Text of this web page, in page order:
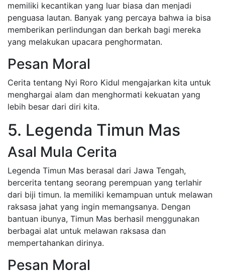
memiliki kecantikan yang luar biasa dan menjadi
penguasa lautan. Banyak yang percaya bahwa ia bisa
memberikan perlindungan dan berkah bagi mereka
yang melakukan upacara penghormatan.
Pesan Moral
Cerita tentang Nyi Roro Kidul mengajarkan kita untuk
menghargai alam dan menghormati kekuatan yang
lebih besar dari diri kita.
5. Legenda Timun Mas
Asal Mula Cerita
Legenda Timun Mas berasal dari Jawa Tengah,
bercerita tentang seorang perempuan yang terlahir
dari biji timun. Ia memiliki kemampuan untuk melawan
raksasa jahat yang ingin memangsanya. Dengan
bantuan ibunya, Timun Mas berhasil menggunakan
berbagai alat untuk melawan raksasa dan
mempertahankan dirinya.
Pesan Moral